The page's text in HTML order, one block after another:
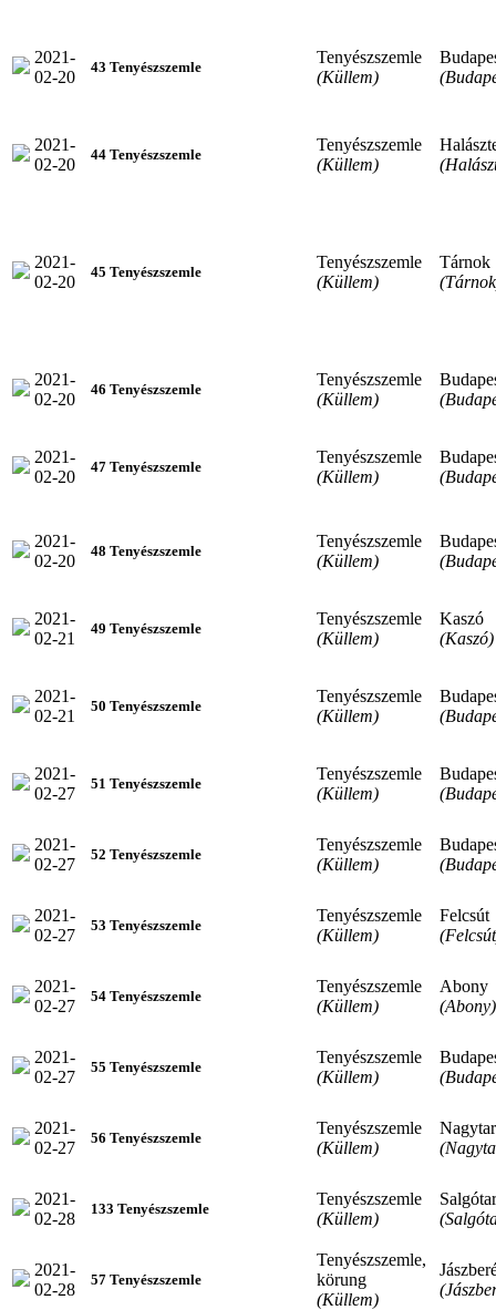
2021-
02-20
43 Tenyészszemle
Tenyészszemle
(Küllem)
2021-
02-20
44 Tenyészszemle
Tenyészszemle
(Küllem)
2021-
02-20
45 Tenyészszemle
Tenyészszemle
(Küllem)
Tárnok
2021-
02-20
46 Tenyészszemle
Tenyészszemle
(Küllem)
2021-
02-20
47 Tenyészszemle
Tenyészszemle
(Küllem)
2021-
02-20
48 Tenyészszemle
Tenyészszemle
(Küllem)
2021-
02-21
49 Tenyészszemle
Tenyészszemle
(Küllem)
Kaszó
(Kaszó)
2021-
02-21
50 Tenyészszemle
Tenyészszemle
(Küllem)
2021-
02-27
51 Tenyészszemle
Tenyészszemle
(Küllem)
2021-
02-27
52 Tenyészszemle
Tenyészszemle
(Küllem)
2021-
02-27
53 Tenyészszemle
Tenyészszemle
(Küllem)
Felcsút
2021-
02-27
54 Tenyészszemle
Tenyészszemle
(Küllem)
Abony
(Abony)
2021-
02-27
55 Tenyészszemle
Tenyészszemle
(Küllem)
2021-
02-27
56 Tenyészszemle
Tenyészszemle
(Küllem)
2021-
02-28
133 Tenyészszemle
Tenyészszemle
(Küllem)
2021-
02-28
57 Tenyészszemle
Tenyészszemle,
körung
(Küllem)